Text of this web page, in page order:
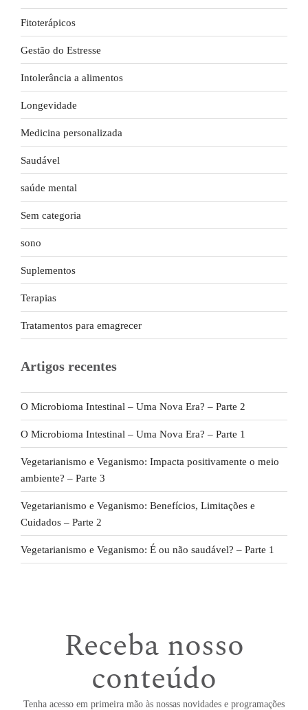
Fitoterápicos
Gestão do Estresse
Intolerância a alimentos
Longevidade
Medicina personalizada
Saudável
saúde mental
Sem categoria
sono
Suplementos
Terapias
Tratamentos para emagrecer
Artigos recentes
O Microbioma Intestinal – Uma Nova Era? – Parte 2
O Microbioma Intestinal – Uma Nova Era? – Parte 1
Vegetarianismo e Veganismo: Impacta positivamente o meio
ambiente? – Parte 3
Vegetarianismo e Veganismo: Benefícios, Limitações e
Cuidados – Parte 2
Vegetarianismo e Veganismo: É ou não saudável? – Parte 1
Receba nosso
conteúdo
Tenha acesso em primeira mão às nossas novidades e programações